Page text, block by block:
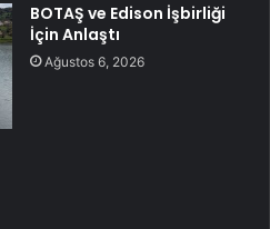
BOTAŞ ve Edison İşbirliği
İçin Anlaştı
Ağustos 6, 2026